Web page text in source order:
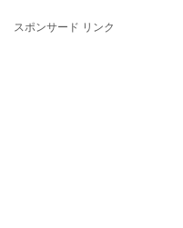
スポンサード リンク